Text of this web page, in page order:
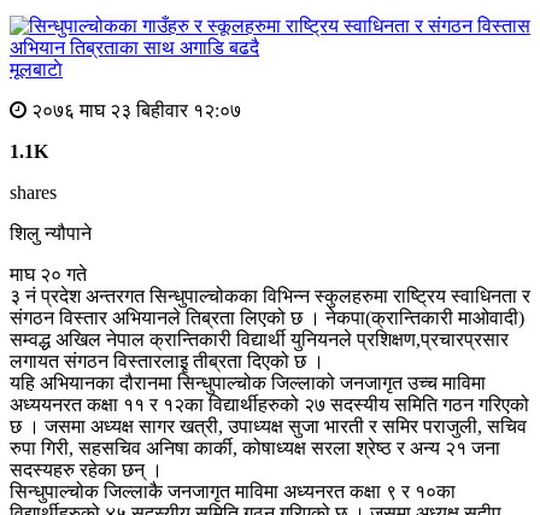
मूलबाटाे
२०७६ माघ २३ बिहीवार १२:०७
1.1K
shares
शिलु न्यौपाने
माघ २० गते
३ नं प्रदेश अन्तरगत सिन्धुपाल्चोकका विभिन्न स्कुलहरुमा राष्ट्रिय स्वाधिनता र
संगठन विस्तार अभियानले तिब्रता लिएको छ । नेकपा(क्रान्तिकारी माओवादी)
सम्वद्ध अखिल नेपाल क्रान्तिकारी विद्यार्थी युनियनले प्रशिक्षण,प्रचारप्रसार
लगायत संगठन विस्तारलाइृ तीब्रता दिएको छ ।
यहि अभियानका दौरानमा सिन्धुपाल्चोक जिल्लाको जनजागृत उच्च माविमा
अध्ययनरत कक्षा ११ र १२का विद्यार्थीहरुको २७ सदस्यीय समिति गठन गरिएको
छ । जसमा अध्यक्ष सागर खत्री, उपाध्यक्ष सुजा भारती र समिर पराजुली, सचिव
रुपा गिरी, सहसचिव अनिषा कार्की, कोषाध्यक्ष सरला श्रेष्ठ र अन्य २१ जना
सदस्यहरु रहेका छन् ।
सिन्धुपाल्चोक जिल्लाकै जनजागृत माविमा अध्यनरत कक्षा ९ र १०का